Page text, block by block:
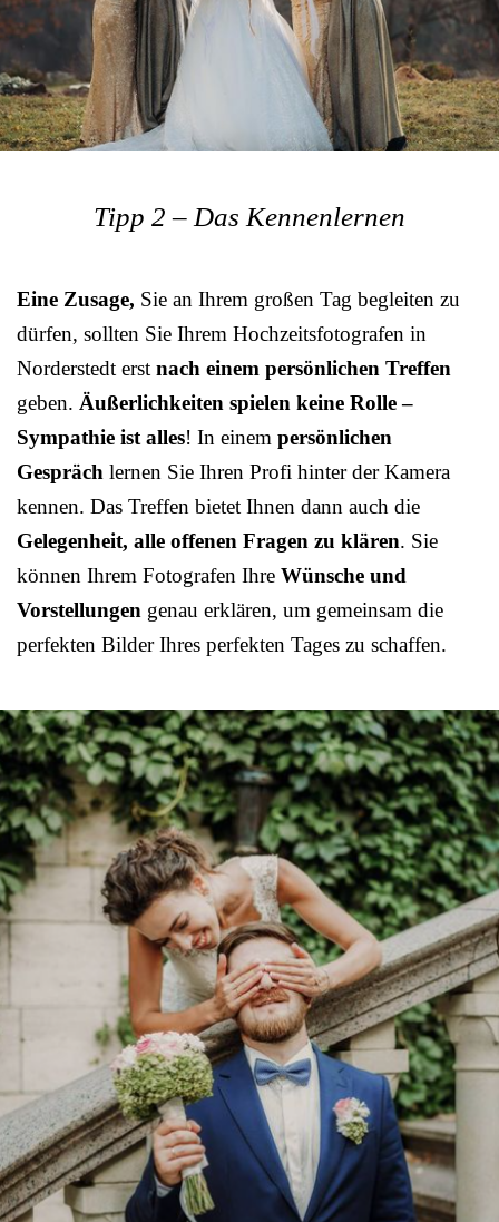
Tipp 2 – Das Kennenlernen
Eine Zusage, Sie an Ihrem großen Tag begleiten zu
dürfen, sollten Sie Ihrem Hochzeitsfotografen in
Norderstedt erst nach einem persönlichen Treffen
geben. Äußerlichkeiten spielen keine Rolle –
Sympathie ist alles! In einem persönlichen
Gespräch lernen Sie Ihren Profi hinter der Kamera
kennen. Das Treffen bietet Ihnen dann auch die
Gelegenheit, alle offenen Fragen zu klären. Sie
können Ihrem Fotografen Ihre Wünsche und
Vorstellungen genau erklären, um gemeinsam die
perfekten Bilder Ihres perfekten Tages zu schaffen.